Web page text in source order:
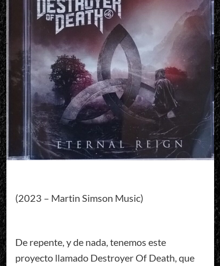
(2023 – Martin Simson Music)
De repente, y de nada, tenemos este
proyecto llamado Destroyer Of Death, que